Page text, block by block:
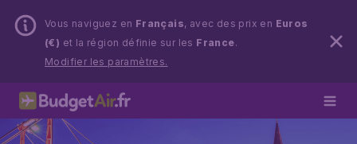
Vous naviguez en Français, avec des prix en Euros
(€) et la région définie sur les France.
Modifier les paramètres.